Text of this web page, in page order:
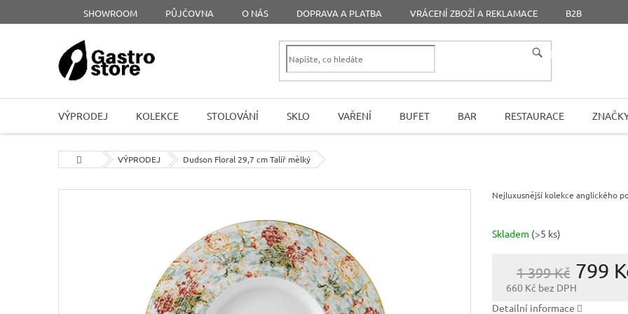
SHOWROOM PŮJČOVNA O NÁS DOPRAVA A PLATBA VRÁCENÍ ZBOŽÍ A REKLAMACE B2B
HLEDAT
VÝPRODEJ KOLEKCE STOLOVÁNÍ SKLO VAŘENÍ BUFET BAR RESTAURACE
Domů VÝPRODEJ Dudson Floral 29,7 cm Talíř mělký
1 399 Kč 799
660 Kč bez DPH
Skladem (>5 ks)
Nejluxusnější kolekce anglického
Detailní informace